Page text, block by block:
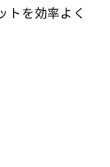
トを効率よく